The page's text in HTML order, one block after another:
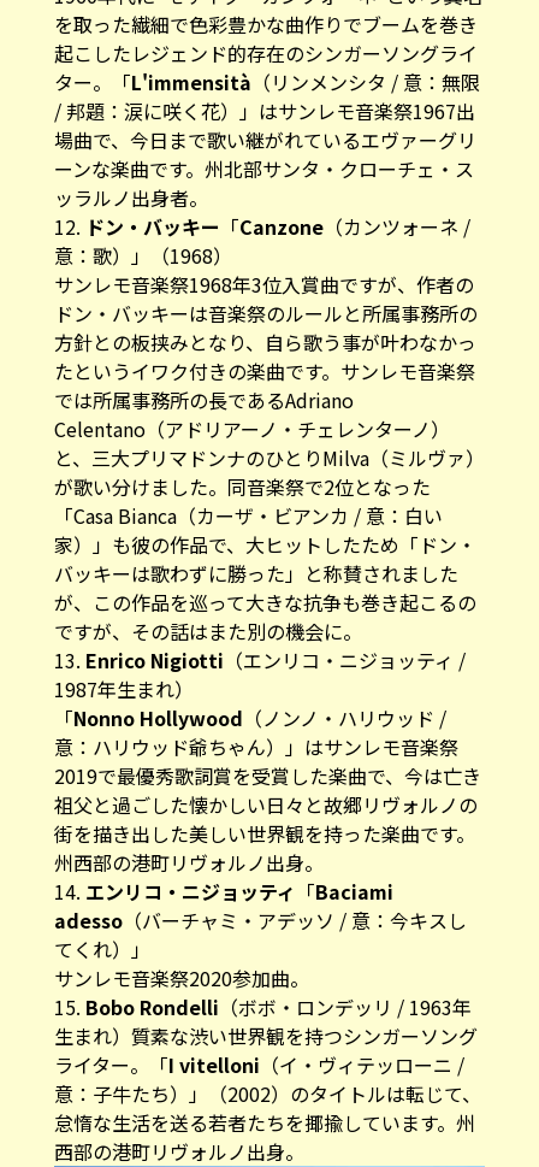
を取った繊細で色彩豊かな曲作りでブームを巻き
起こしたレジェンド的存在のシンガーソングライ
ター。「L'immensità （リンメンシタ / 意：無限
/ 邦題：涙に咲く花）」はサンレモ音楽祭1967出
場曲で、今日まで歌い継がれているエヴァーグリ
ーンな楽曲です。州北部サンタ・クローチェ・ス
ッラルノ出身者。
12. ドン・バッキー 「Canzone（カンツォーネ /
意：歌）」（1968）
サンレモ音楽祭1968年3位入賞曲ですが、作者の
ドン・バッキーは音楽祭のルールと所属事務所の
方針との板挟みとなり、自ら歌う事が叶わなかっ
たというイワク付きの楽曲です。サンレモ音楽祭
では所属事務所の長であるAdriano
Celentano（アドリアーノ・チェレンターノ）
と、三大プリマドンナのひとりMilva（ミルヴァ）
が歌い分けました。同音楽祭で2位となった
「Casa Bianca（カーザ・ビアンカ / 意：白い
家）」も彼の作品で、大ヒットしたため「ドン・
バッキーは歌わずに勝った」と称賛されました
が、この作品を巡って大きな抗争も巻き起こるの
ですが、その話はまた別の機会に。
13. Enrico Nigiotti （エンリコ・ニジョッティ /
1987年生まれ）
「Nonno Hollywood （ノンノ・ハリウッド /
意：ハリウッド爺ちゃん）」はサンレモ音楽祭
2019で最優秀歌詞賞を受賞した楽曲で、今は亡き
祖父と過ごした懐かしい日々と故郷リヴォルノの
街を描き出した美しい世界観を持った楽曲です。
州西部の港町リヴォルノ出身。
14. エンリコ・ニジョッティ 「Baciami
adesso（バーチャミ・アデッソ / 意：今キスし
てくれ）」
サンレモ音楽祭2020参加曲。
15. Bobo Rondelli （ボボ・ロンデッリ / 1963年
生まれ）質素な渋い世界観を持つシンガーソング
ライター。「I vitelloni （イ・ヴィテッローニ /
意：子牛たち）」（2002）のタイトルは転じて、
怠惰な生活を送る若者たちを揶揄しています。州
西部の港町リヴォルノ出身。